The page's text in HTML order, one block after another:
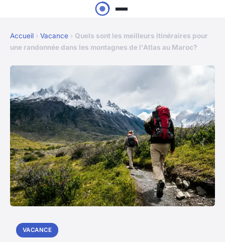
Accueil › Vacance › Quels sont les meilleurs itinéraires pour
une randonnée dans les montagnes de l'Atlas au Maroc?
VACANCE